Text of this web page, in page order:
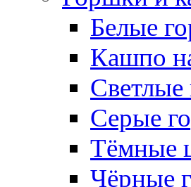
Белые
Кашпо
Серые
Тёмные
Чёрные